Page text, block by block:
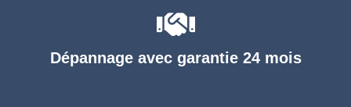
Dépannage avec garantie 24 mois